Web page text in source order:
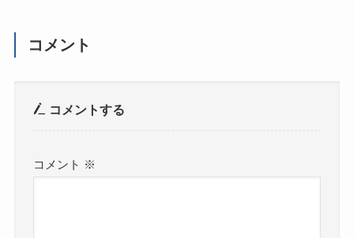
コメント
コメントする
コメント ※